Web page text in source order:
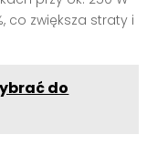
co zwiększa straty i
do